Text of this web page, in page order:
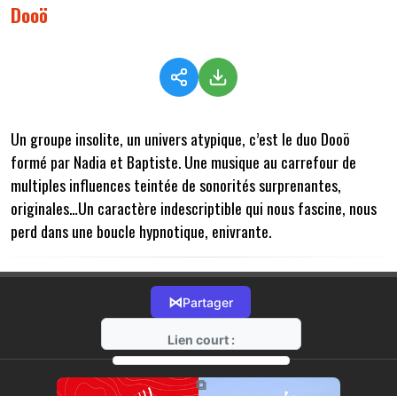
Dooö
Un groupe insolite, un univers atypique, c’est le duo Dooö
formé par Nadia et Baptiste. Une musique au carrefour de
multiples influences teintée de sonorités surprenantes,
originales…Un caractère indescriptible qui nous fascine, nous
perd dans une boucle hypnotique, enivrante.
⋈Partager
Lien court :
https://radio-g.fr?16712
⧉